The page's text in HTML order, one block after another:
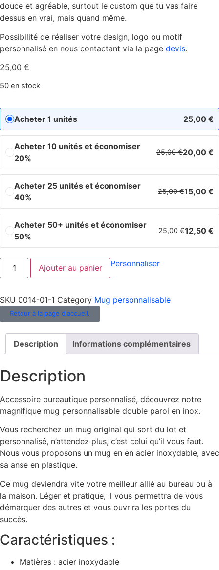
douce et agréable, surtout le custom que tu vas faire
dessus en vrai, mais quand même.
Possibilité de réaliser votre design, logo ou motif
personnalisé en nous contactant via la page devis.
25,00 €
50 en stock
Acheter 1 unités 25,00 €
Acheter 10 unités et économiser
20%
25,00€20,00 €
Acheter 25 unités et économiser
40%
25,00€15,00 €
Acheter 50+ unités et économiser
50%
25,00€12,50 €
Ajouter au panier Personnaliser
SKU 0014-01-1 Category Mug personnalisable
Retour à la page d'accueil.
Description Informations complémentaires
Description
Accessoire bureautique personnalisé, découvrez notre
magnifique mug personnalisable double paroi en inox.
Vous recherchez un mug original qui sort du lot et
personnalisé, n’attendez plus, c’est celui qu’il vous faut.
Nous vous proposons un mug en en acier inoxydable, avec
sa anse en plastique.
Ce mug deviendra vite votre meilleur allié au bureau ou à
la maison. Léger et pratique, il vous permettra de vous
démarquer des autres et vous ouvrira les portes du
succès.
Caractéristiques :
Matières : acier inoxydable